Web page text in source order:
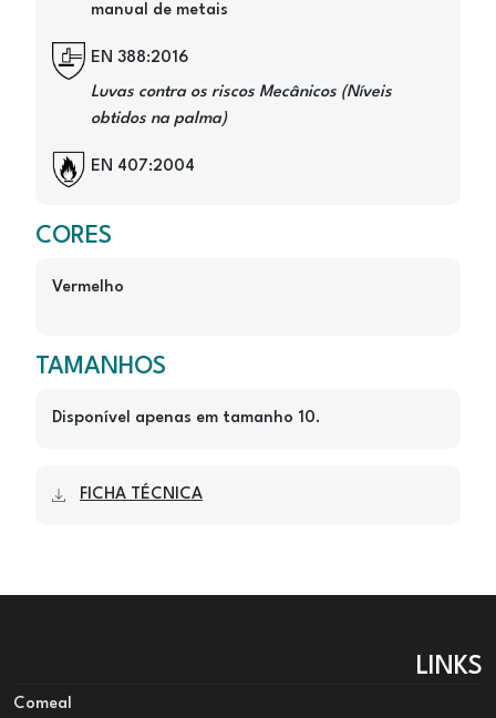
manual de metais
ImageEN 388:2016
Luvas contra os riscos Mecânicos (Níveis
obtidos na palma)
ImageEN 407:2004
CORES
Vermelho
TAMANHOS
Disponível apenas em tamanho 10.
FICHA TÉCNICA
LINKS
Comeal